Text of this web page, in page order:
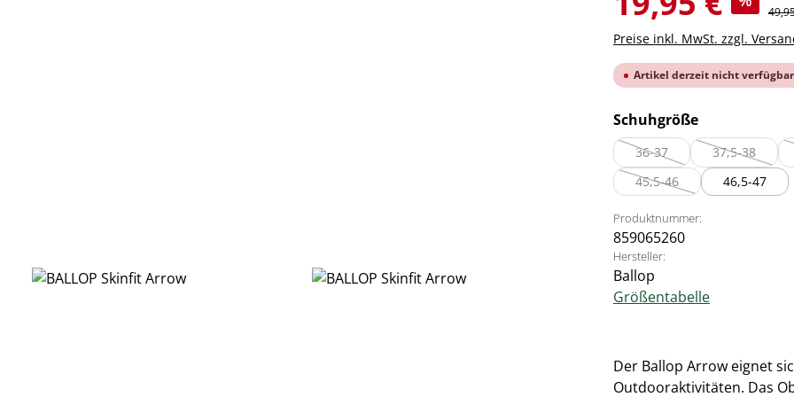
Preise inkl. MwSt. zzgl.
Artikel derzeit nicht verfügbar
Schuhgrößeauswählen
36-37
(Diese Option ist zurzeit
37,5-38
(Diese
45,5-46
(Diese Option ist zurzeit
46,5-47
Produktnummer:
859065260
Hersteller:
Ballop
Größentabelle
Der Ballop Arrow eignet
Outdooraktivitäten. Das